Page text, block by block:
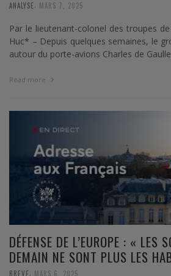
ANALYSE MARS 7, 2025
Par le lieutenant-colonel des troupes
Huc* – Depuis quelques semaines, le
autour du porte-avions Charles de
Read more
DÉFENSE DE L’EUROPE : « LES
DEMAIN NE SONT PLUS LES
BREVE MARS 6, 2025